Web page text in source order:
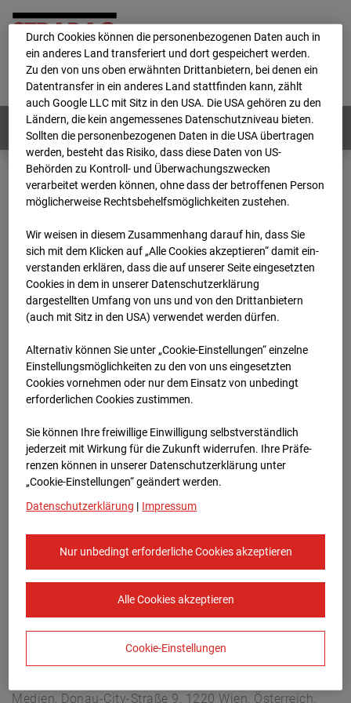
Home E-Mail Impressum
Login
Deutsch / English
Webcams: Alle Länder
Home
Deutschland
BC-132 - BV-Ausbau Bonatzbau -Cam9
Archiv
2026 07 08 15:50
BC-132 - BV-Ausbau
Bonatzbau -Cam9
Arnulf Klett Platz, 70173 Stuttgart
Zur Übersicht
Europe/Berlin
Medien, Donau-City-Straße 9, 1220 Wien, Österreich,
Durch Cookies können die personenbezogenen Daten auch in
ein anderes Land transferiert und dort gespeichert werden.
Zu den von uns oben erwähnten Drittanbietern, bei denen ein
Datentransfer in ein anderes Land stattfinden kann, zählt
auch Google LLC mit Sitz in den USA. Die USA gehören zu den
Ländern, die kein angemessenes Datenschutzniveau bieten.
Sollten die personenbezogenen Daten in die USA übertragen
werden, besteht das Risiko, dass diese Daten von US-
Behörden zu Kontroll- und Überwachungszwecken
verarbeitet werden können, ohne dass der betroffenen Person
möglicherweise Rechtsbehelfsmöglichkeiten zustehen.
Wir weisen in diesem Zusammenhang darauf hin, dass Sie
sich mit dem Klicken auf „Alle Cookies akzeptieren“ damit ein­
ver­standen erklären, dass die auf unserer Seite eingesetzten
Cookies in dem in unserer Datenschutzerklärung
dargestellten Umfang von uns und von den Drittanbietern
(auch mit Sitz in den USA) verwendet werden dürfen.
Alternativ können Sie unter „Cookie-Einstellungen“ einzelne
Einstellungsmöglichkeiten zu den von uns eingesetzten
Cookies vornehmen oder nur dem Einsatz von unbedingt
erforderlichen Cookies zustimmen.
Sie können Ihre freiwillige Einwilligung selbstverständlich
jederzeit mit Wirkung für die Zukunft widerrufen. Ihre Prä­fe­
renzen können in unserer Datenschutzerklärung unter
„Cookie-Einstellungen“ geändert werden.
Datenschutzerklärung | Impressum
Nur unbedingt erforderliche Cookies akzeptieren
Alle Cookies akzeptieren
Cookie-Einstellungen